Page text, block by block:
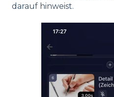
darauf hinweist.